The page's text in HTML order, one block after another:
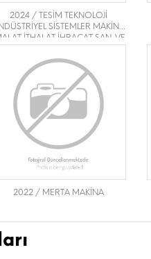
2024 / TESİM TEKNOLOJİ
SİSTEMLER MAKİNA
İTHALAT İHRACAT SAN. VE
2022 / MERTA MAKİNA